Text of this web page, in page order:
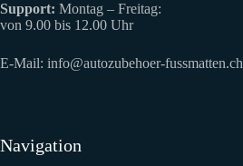
Support: Montag – Freitag:
von 9.00 bis 12.00 Uhr
E-Mail: info@autozubehoer-fussmatten.ch
Navigation